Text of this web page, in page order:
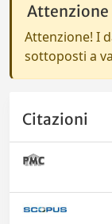
Attenzione
Attenzione! I
sottoposti a
Citazioni